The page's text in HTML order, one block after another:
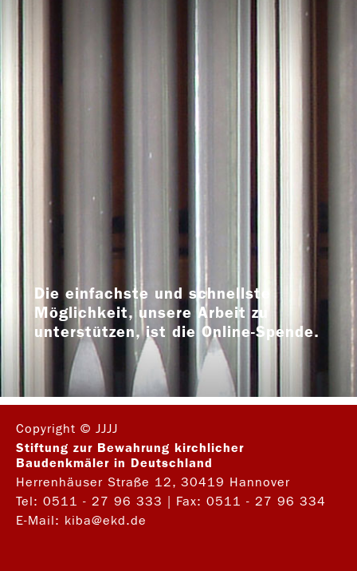
Die einfachste und schnellste
Möglichkeit, unsere Arbeit zu
unterstützen, ist die Online-Spende.
Copyright © JJJJ
Stiftung zur Bewahrung kirchlicher
Baudenkmäler in Deutschland
Herrenhäuser Straße 12, 30419 Hannover
Tel: 0511 - 27 96 333
| Fax: 0511 - 27 96 334
E-Mail: kiba@ekd.de